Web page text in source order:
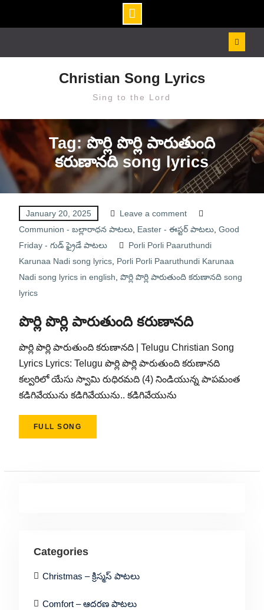
Christian Song Lyrics
Sing to the Lord
Tag: పొర్లి పొర్లి పారుతుంది
కరుణానది song lyrics
January 20, 2025
Leave a comment
Communion - బల్లారాధన పాటలు, Easter - ఈస్టర్ పాటలు, Good
Friday - గుడ్ ఫ్రైడే పాటలు
Porli Porli Paaruthundi
Karunaa Nadi song lyrics, Porli Porli Paaruthundi Karunaa
Nadi song lyrics in english పొర్లి పొర్లి పారుతుంది కరుణానది song
lyrics
పొర్లి పొర్లి పారుతుంది కరుణానది
పొర్లి పొర్లి పారుతుంది కరుణానది | Telugu Christian Song
Lyrics Lyrics: Telugu పొర్లి పొర్లి పారుతుంది కరుణానది
కల్వరిలో యేసు స్వామి రుధిరమది (4) నిండియున్న పాపమంత
కడిగివేయును కడిగివేయును.. కడిగివేయును
FULL SONG
Categories
Christmas – క్రిస్మస్ పాటలు
Comfort – ఆదరణ పాటలు